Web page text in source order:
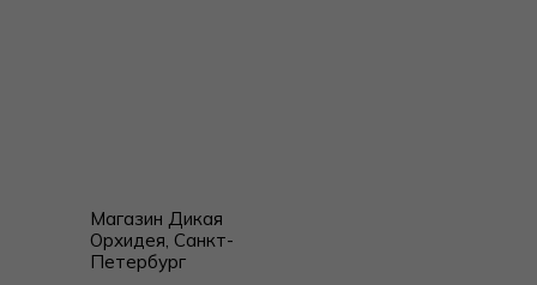
Магазин Дикая
Орхидея, Санкт-
Петербург